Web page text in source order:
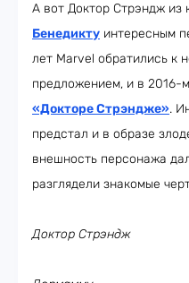
А вот Доктор Стрэндж из
Бенедикту интересным
лет Marvel обратились к
предложением, и в 2016-
«Докторе Стрэндже».
предстал и в образе
внешность персонажа
разглядели знакомые
Доктор Стрэндж